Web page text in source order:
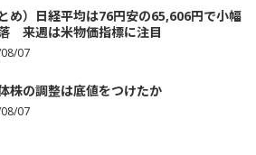
とめ）日経平均は76円安の65,606円で小幅
来週は米物価指標に注目
07
株の調整は底値をつけたか
07